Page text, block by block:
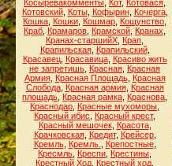
Косыревакомменты Кот, Котовася
Котовский, Коты, Кофырин, Кочерга,
Кошка Кошки Кошмар Кощунство
Краб Крамаров Крамской Кранах
Кранах-старшийХ Крап
Крапильская, Крапильский,
Красавец, Красавица, Красиво жить
не запретишь Красная Красная
Армия, Красная Площадь, Красная
Слобода, Красная армия, Красная
площадь Красная рамка Краснова
Краснодар Красные мухоморы
Красный ибис
Красный крест,
Красный мешочек, Красота,
Крачковская, Кредит, Крейсер,
Кремль, Кремль. Крепостные,
Кресмль Креспи Крестины
Крестный Ход Крестный ход